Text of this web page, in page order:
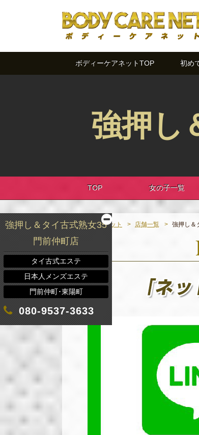
ボディーケアネットTOP 初め
強押し
TOP 女の子一覧
強押し＆タイ古式熟女35
門前仲町店
タイ古式エステ
日本人メンズエステ
門前仲町･東陽町
080-9537-3633
ボディーケアネット 店舗一覧 強押し＆